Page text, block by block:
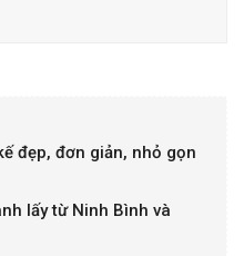
đẹp, đơn giản, nhỏ gọn
lấy từ Ninh Bình và